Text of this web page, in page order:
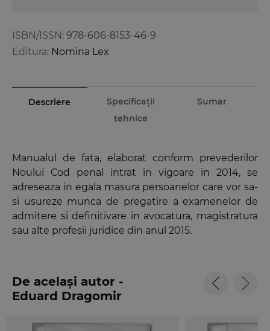
ISBN/ISSN: 978-606-8153-46-9
Editura: Nomina Lex
Descriere
Specificații
tehnice
Sumar
Manualul de fata, elaborat conform prevederilor
Noului Cod penal intrat in vigoare in 2014, se
adreseaza in egala masura persoanelor care vor sa-
si usureze munca de pregatire a examenelor de
admitere si definitivare in avocatura, magistratura
sau alte profesii juridice din anul 2015.
De același autor -
Eduard Dragomir